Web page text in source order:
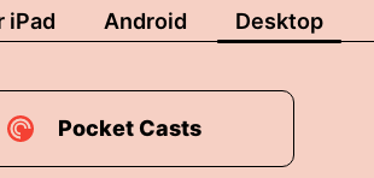
iPad Android Desktop
Pocket Casts